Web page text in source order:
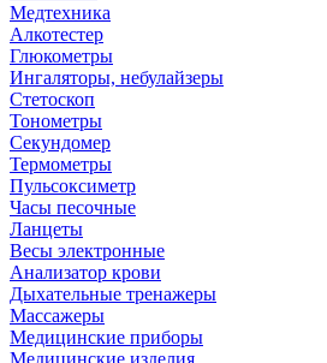
Медтехника
Алкотестер
Глюкометры
Ингаляторы, небулайзеры
Стетоскоп
Тонометры
Секундомер
Термометры
Пульсоксиметр
Часы песочные
Ланцеты
Весы электронные
Анализатор крови
Дыхательные тренажеры
Массажеры
Медицинские приборы
Медицинские изделия